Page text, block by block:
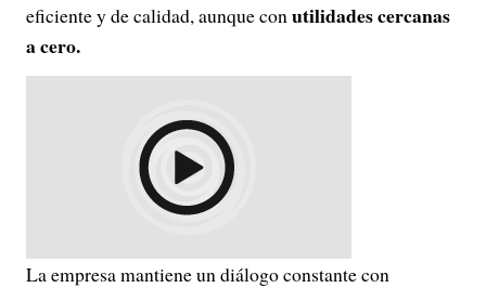
eficiente y de calidad, aunque conutilidades cercanas
a cero.
La empresa mantiene un diálogo constante con